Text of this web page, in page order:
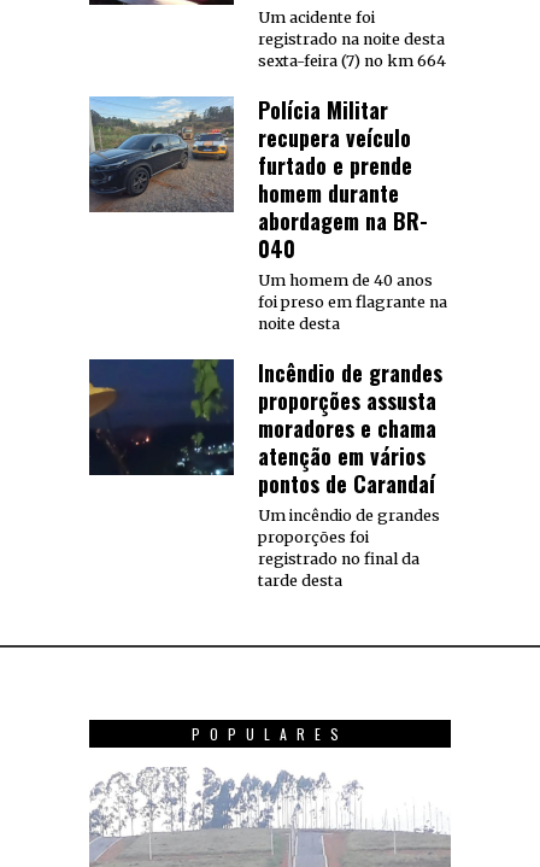
Um acidente foi
registrado na noite desta
sexta-feira (7) no km 664
Polícia Militar
recupera veículo
furtado e prende
homem durante
abordagem na BR-
040
Um homem de 40 anos
foi preso em flagrante na
noite desta
Incêndio de grandes
proporções assusta
moradores e chama
atenção em vários
pontos de Carandaí
Um incêndio de grandes
proporções foi
registrado no final da
tarde desta
POPULARES